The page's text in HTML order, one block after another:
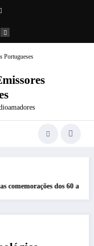
da Ponte 25 abril –